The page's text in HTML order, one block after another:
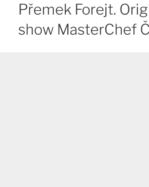
Přemek Forejt.
show MasterChef